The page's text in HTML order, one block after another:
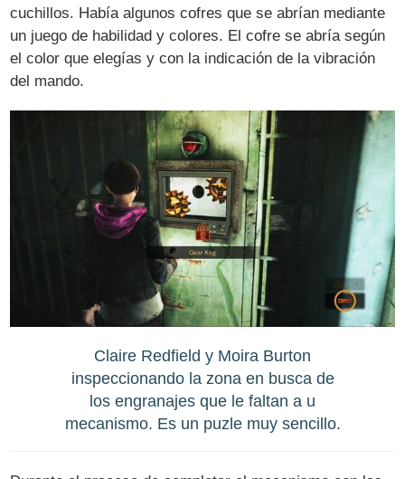
cuchillos. Había algunos cofres que se abrían mediante
un juego de habilidad y colores. El cofre se abría según
el color que elegías y con la indicación de la vibración
del mando.
Claire Redfield y Moira Burton
inspeccionando la zona en busca de
los engranajes que le faltan a u
mecanismo. Es un puzle muy sencillo.